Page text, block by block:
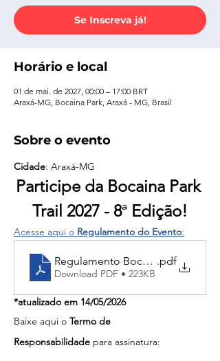
Se Inscreva já!
Horário e local
01 de mai. de 2027, 00:00 – 17:00 BRT
Araxá-MG, Bocaina Park, Araxá - MG, Brasil
Sobre o evento
Cidade: Araxá-MG
Participe da Bocaina Park
Trail 2027 - 8ª Edição!
Acesse aqui o Regulamento do Evento:
Regulamento Bocaina Park Trail
.pdf
Download PDF • 223KB
*atualizado em 14/05/2026
Baixe aqui o Termo de
Responsabilidade para assinatura: